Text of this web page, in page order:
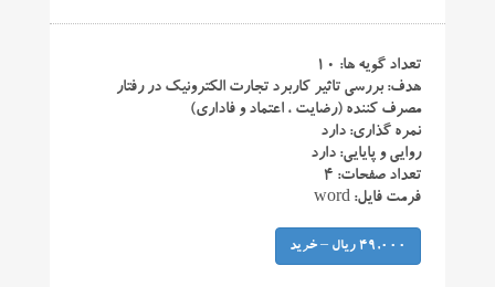
تعداد گویه ها: ۱۰
هدف: بررسی تاثیر کاربرد تجارت الکترونیک در رفتار
مصرف کننده (رضایت ، اعتماد و فاداری)
نمره گذاری: دارد
روایی و پایایی: دارد
تعداد صفحات: ۴
فرمت فایل: word
49,000 ریال – خرید